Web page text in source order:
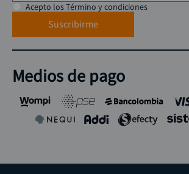
Acepto los Término y condiciones
Suscribirme
Medios de pago